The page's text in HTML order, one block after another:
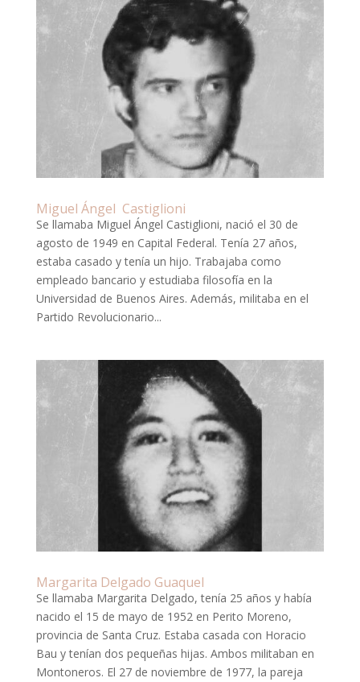
Miguel Ángel Castiglioni
Se llamaba Miguel Ángel Castiglioni, nació el 30 de
agosto de 1949 en Capital Federal. Tenía 27 años,
estaba casado y tenía un hijo. Trabajaba como
empleado bancario y estudiaba filosofía en la
Universidad de Buenos Aires. Además, militaba en el
Partido Revolucionario...
Margarita Delgado Guaquel
Se llamaba Margarita Delgado, tenía 25 años y había
nacido el 15 de mayo de 1952 en Perito Moreno,
provincia de Santa Cruz. Estaba casada con Horacio
Bau y tenían dos pequeñas hijas. Ambos militaban en
Montoneros. El 27 de noviembre de 1977, la pareja